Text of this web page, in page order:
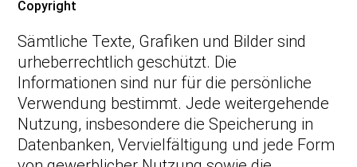
Copyright
Sämtliche Texte, Grafiken und Bilder sind
urheberrechtlich geschützt. Die
Informationen sind nur für die persönliche
Verwendung bestimmt. Jede weitergehende
Nutzung, insbesondere die Speicherung in
Datenbanken, Vervielfältigung und jede Form